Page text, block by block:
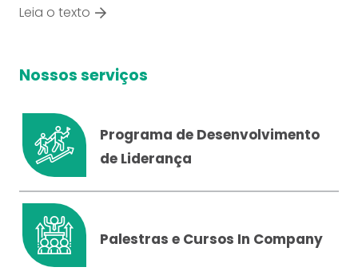
Leia o texto
Nossos serviços
Programa de Desenvolvimento
de Liderança
Palestras e Cursos In Company